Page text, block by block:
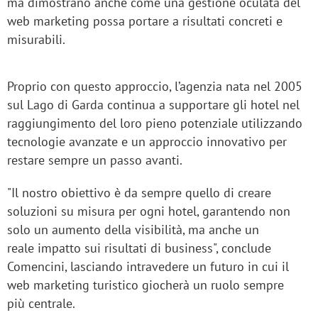
web marketing possa portare a risultati concreti e
misurabili.
Proprio con questo approccio, l’agenzia nata nel 2005
sul Lago di Garda continua a supportare gli hotel nel
raggiungimento del loro pieno potenziale utilizzando
tecnologie avanzate e un approccio innovativo per
restare sempre un passo avanti.
"Il nostro obiettivo è da sempre quello di creare
soluzioni su misura per ogni hotel, garantendo non
solo un aumento della visibilità, ma anche un
reale impatto sui risultati di business", conclude
Comencini, lasciando intravedere un futuro in cui il
web marketing turistico giocherà un ruolo sempre
più centrale.